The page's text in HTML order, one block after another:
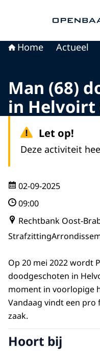
Home Actueel
Man (68)
in Helvoirt
Let op!
Deze activiteit
02-09-2025
09:00
Rechtbank Oost-
Strafzitting
Op 20 mei 2022 wordt
doodgeschoten in
moment in voorlopige
Vandaag vindt een
zaak.
Hoort bij